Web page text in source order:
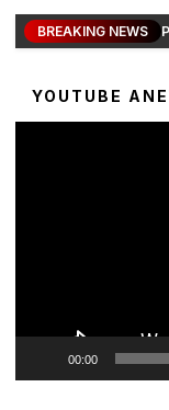
BREAKING NEWS
YOUTUBE
00:00